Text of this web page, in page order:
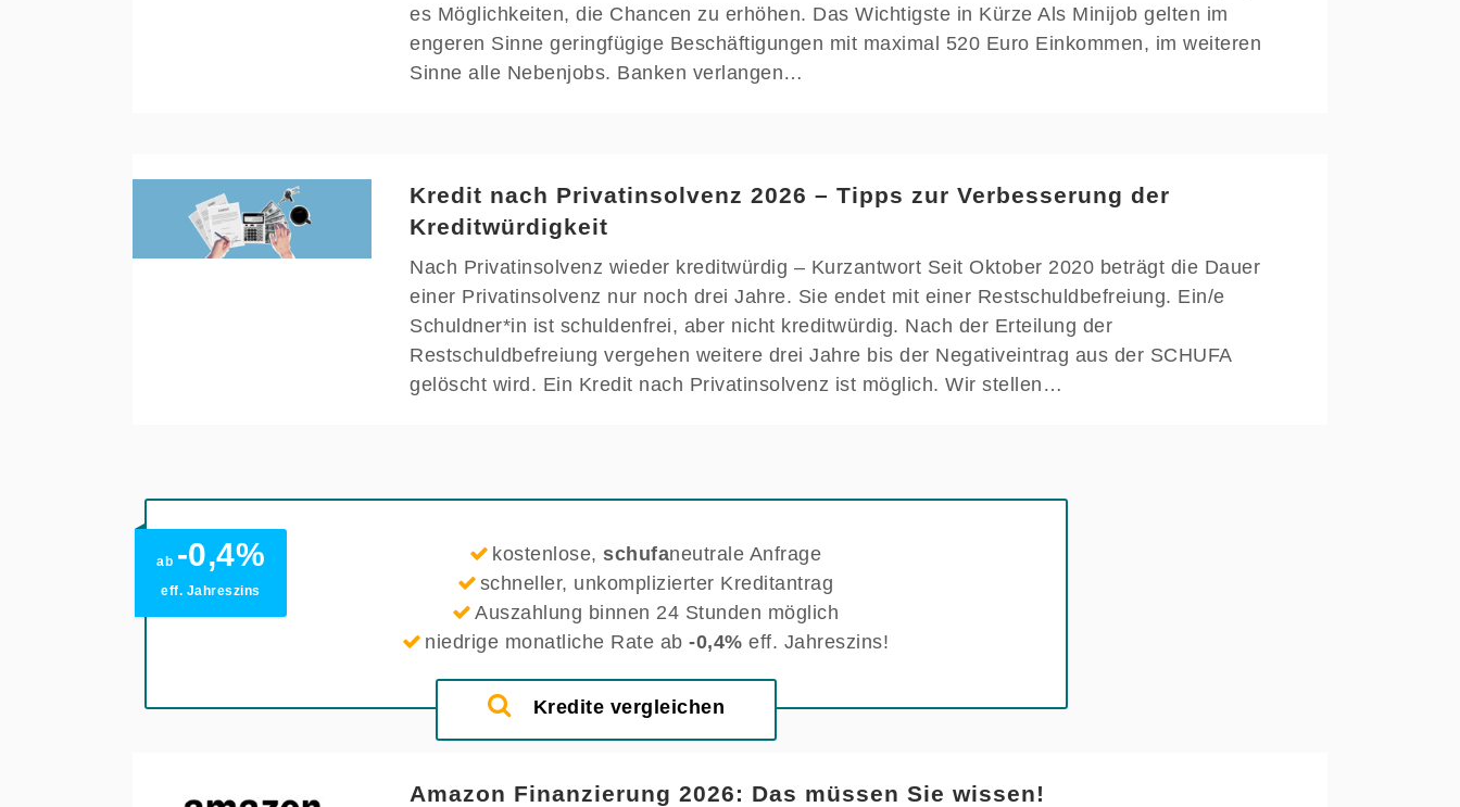
es Möglichkeiten, die Chancen zu erhöhen. Das Wichtigste in Kürze Als Minijob gelten im
engeren Sinne geringfügige Beschäftigungen mit maximal 520 Euro Einkommen, im weiteren
Sinne alle Nebenjobs. Banken verlangen…
Kredit nach Privatinsolvenz 2026 – Tipps zur Verbesserung der
Kreditwürdigkeit
Nach Privatinsolvenz wieder kreditwürdig – Kurzantwort Seit Oktober 2020 beträgt die Dauer
einer Privatinsolvenz nur noch drei Jahre. Sie endet mit einer Restschuldbefreiung. Ein/e
Schuldner*in ist schuldenfrei, aber nicht kreditwürdig. Nach der Erteilung der
Restschuldbefreiung vergehen weitere drei Jahre bis der Negativeintrag aus der SCHUFA
gelöscht wird. Ein Kredit nach Privatinsolvenz ist möglich. Wir stellen…
ab -0,4%
eff. Jahreszins
kostenlose,schufaneutrale Anfrage
schneller, unkomplizierter Kreditantrag
Auszahlung binnen 24 Stunden möglich
niedrige monatliche Rate ab-0,4% eff. Jahreszins!
Kredite vergleichen
Amazon Finanzierung 2026: Das müssen Sie wissen!